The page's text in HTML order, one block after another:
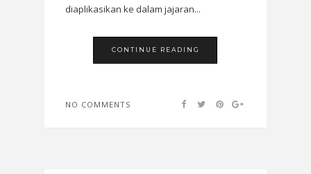
diaplikasikan ke dalam jajaran...
CONTINUE READING
NO COMMENTS